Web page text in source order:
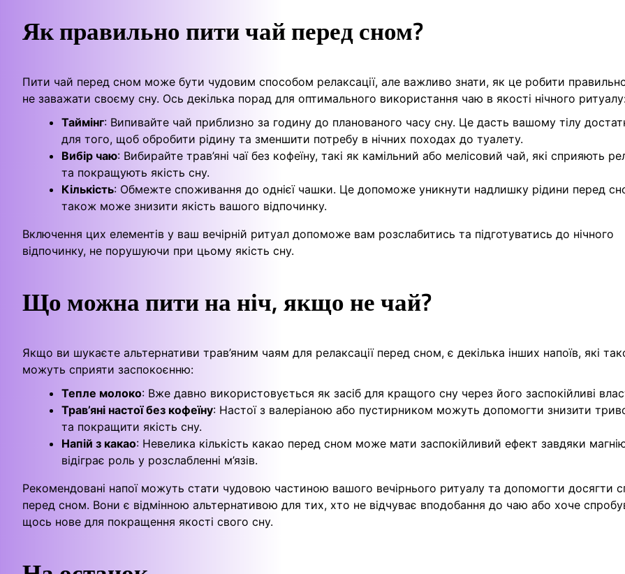
Як правильно пити чай перед сном?
Пити чай перед сном може бути чудовим способом релаксації, але важливо знати, як це робити
не заважати своєму сну. Ось декілька порад для оптимального використання чаю в якості нічного
Таймінг: Випивайте чай приблизно за годину до планованого часу сну. Це дасть вашому тілу
для того, щоб обробити рідину та зменшити потребу в нічних походах до туалету.
Вибір чаю: Вибирайте трав’яні чаї без кофеїну, такі як камільний або мелісовий чай, які сприяють
та покращують якість сну.
Кількість: Обмежте споживання до однієї чашки. Це допоможе уникнути надлишку рідини перед
також може знизити якість вашого відпочинку.
Включення цих елементів у ваш вечірній ритуал допоможе вам розслабитись та підготуватись до нічного
відпочинку, не порушуючи при цьому якість сну.
Що можна пити на ніч, якщо не чай?
Якщо ви шукаєте альтернативи трав’яним чаям для релаксації перед сном, є декілька інших напоїв, які
можуть сприяти заспокоєнню:
Тепле молоко: Вже давно використовується як засіб для кращого сну через його заспокійливі
Трав’яні настої без кофеїну: Настої з валеріаною або пустирником можуть допомогти знизити
та покращити якість сну.
Напій з какао: Невелика кількість какао перед сном може мати заспокійливий ефект завдяки
відіграє роль у розслабленні м’язів.
Рекомендовані напої можуть стати чудовою частиною вашого вечірнього ритуалу та допомогти досягти
перед сном. Вони є відмінною альтернативою для тих, хто не відчуває вподобання до чаю або хоче
щось нове для покращення якості свого сну.